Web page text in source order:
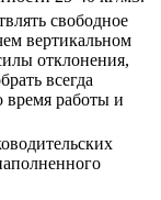
свободное
вертикальном
отклонения,
всегда
время работы и